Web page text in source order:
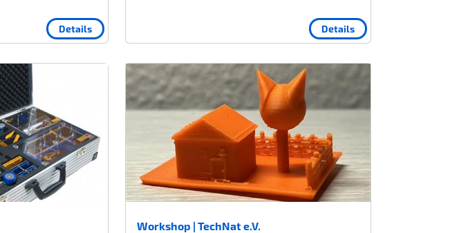
Details Details
Workshop | TechNat e.V.